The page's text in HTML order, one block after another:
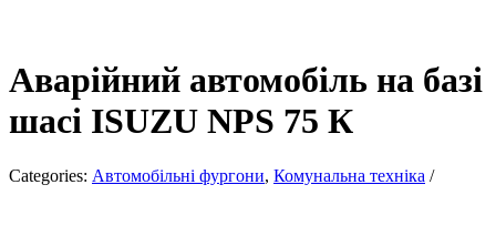
Аварійний автомобіль на базі
шасі ISUZU NPS 75 К
Categories: Автомобільні фургони, Комунальна техніка